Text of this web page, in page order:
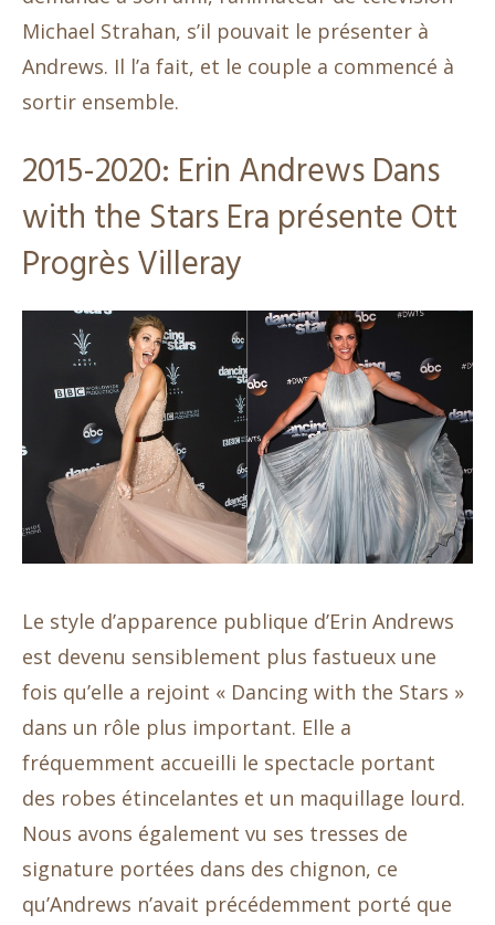
Michael Strahan, s’il pouvait le présenter à
Andrews. Il l’a fait, et le couple a commencé à
sortir ensemble.
2015-2020: Erin Andrews Dans
with the Stars Era présente Ott
Progrès Villeray
Le style d’apparence publique d’Erin Andrews
est devenu sensiblement plus fastueux une
fois qu’elle a rejoint « Dancing with the Stars »
dans un rôle plus important. Elle a
fréquemment accueilli le spectacle portant
des robes étincelantes et un maquillage lourd.
Nous avons également vu ses tresses de
signature portées dans des chignon, ce
qu’Andrews n’avait précédemment porté que